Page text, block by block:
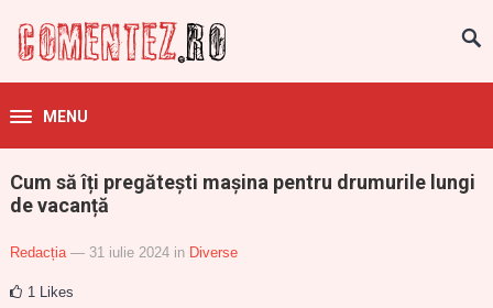
MENU
Cum să îți pregătești mașina pentru drumurile lungi
de vacanță
Redacția — 31 iulie 2024 in Diverse
1 Likes